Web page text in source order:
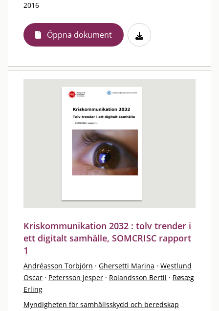
2016
Öppna dokument
Kriskommunikation 2032 : tolv trender i
ett digitalt samhälle, SOMCRISC rapport
1
Andréasson Torbjörn · Ghersetti Marina · Westlund
Oscar · Petersson Jesper · Rolandsson Bertil · Røsæg
Erling
Myndigheten för samhällsskydd och beredskap